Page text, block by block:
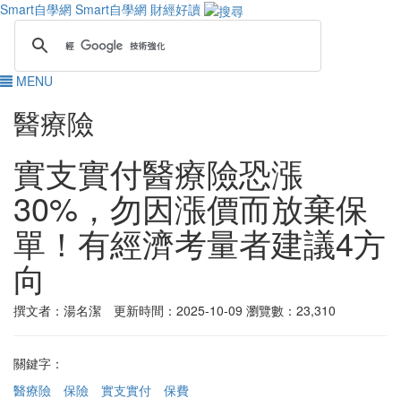
Smart自學網 Smart自學網 財經好讀
MENU
醫療險
實支實付醫療險恐漲
30%，勿因漲價而放棄保
單！有經濟考量者建議4方
向
撰文者：湯名潔 更新時間：2025-10-09 瀏覽數：23,310
關鍵字：
醫療險
保險 實支實付
保費